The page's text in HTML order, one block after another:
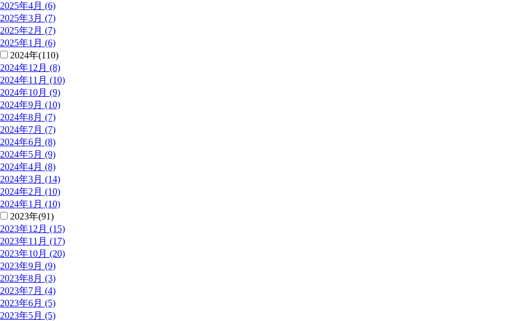
2025年4月 (6)
2025年3月 (7)
2025年2月 (7)
2025年1月 (6)
2024年(110)
2024年12月 (8)
2024年11月 (10)
2024年10月 (9)
2024年9月 (10)
2024年8月 (7)
2024年7月 (7)
2024年6月 (8)
2024年5月 (9)
2024年4月 (8)
2024年3月 (14)
2024年2月 (10)
2024年1月 (10)
2023年(91)
2023年12月 (15)
2023年11月 (17)
2023年10月 (20)
2023年9月 (9)
2023年8月 (3)
2023年7月 (4)
2023年6月 (5)
2023年5月 (5)